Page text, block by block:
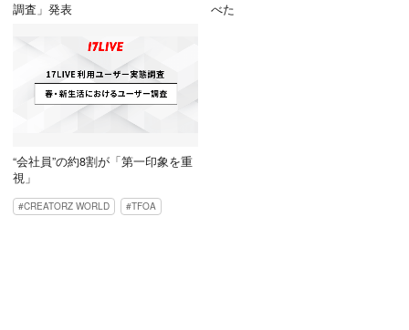
調査」発表
べた
“会社員”の約8割が「第一印象を重
視」
CREATORZ WORLD TFOA